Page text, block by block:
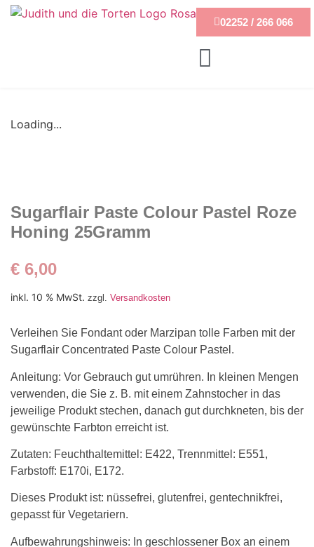
02252 / 266 066
Loading...
Sugarflair Paste Colour Pastel Roze
Honing 25Gramm
€ 6,00
inkl. 10 % MwSt. zzgl. Versandkosten
Verleihen Sie Fondant oder Marzipan tolle Farben mit der
Sugarflair Concentrated Paste Colour Pastel.
Anleitung: Vor Gebrauch gut umrühren. In kleinen Mengen
verwenden, die Sie z. B. mit einem Zahnstocher in das
jeweilige Produkt stechen, danach gut durchkneten, bis der
gewünschte Farbton erreicht ist.
Zutaten: Feuchthaltemittel: E422, Trennmittel: E551,
Farbstoff: E170i, E172.
Dieses Produkt ist: nüssefrei, glutenfrei, gentechnikfrei,
gepasst für Vegetariern.
Aufbewahrungshinweis: In geschlossener Box an einem